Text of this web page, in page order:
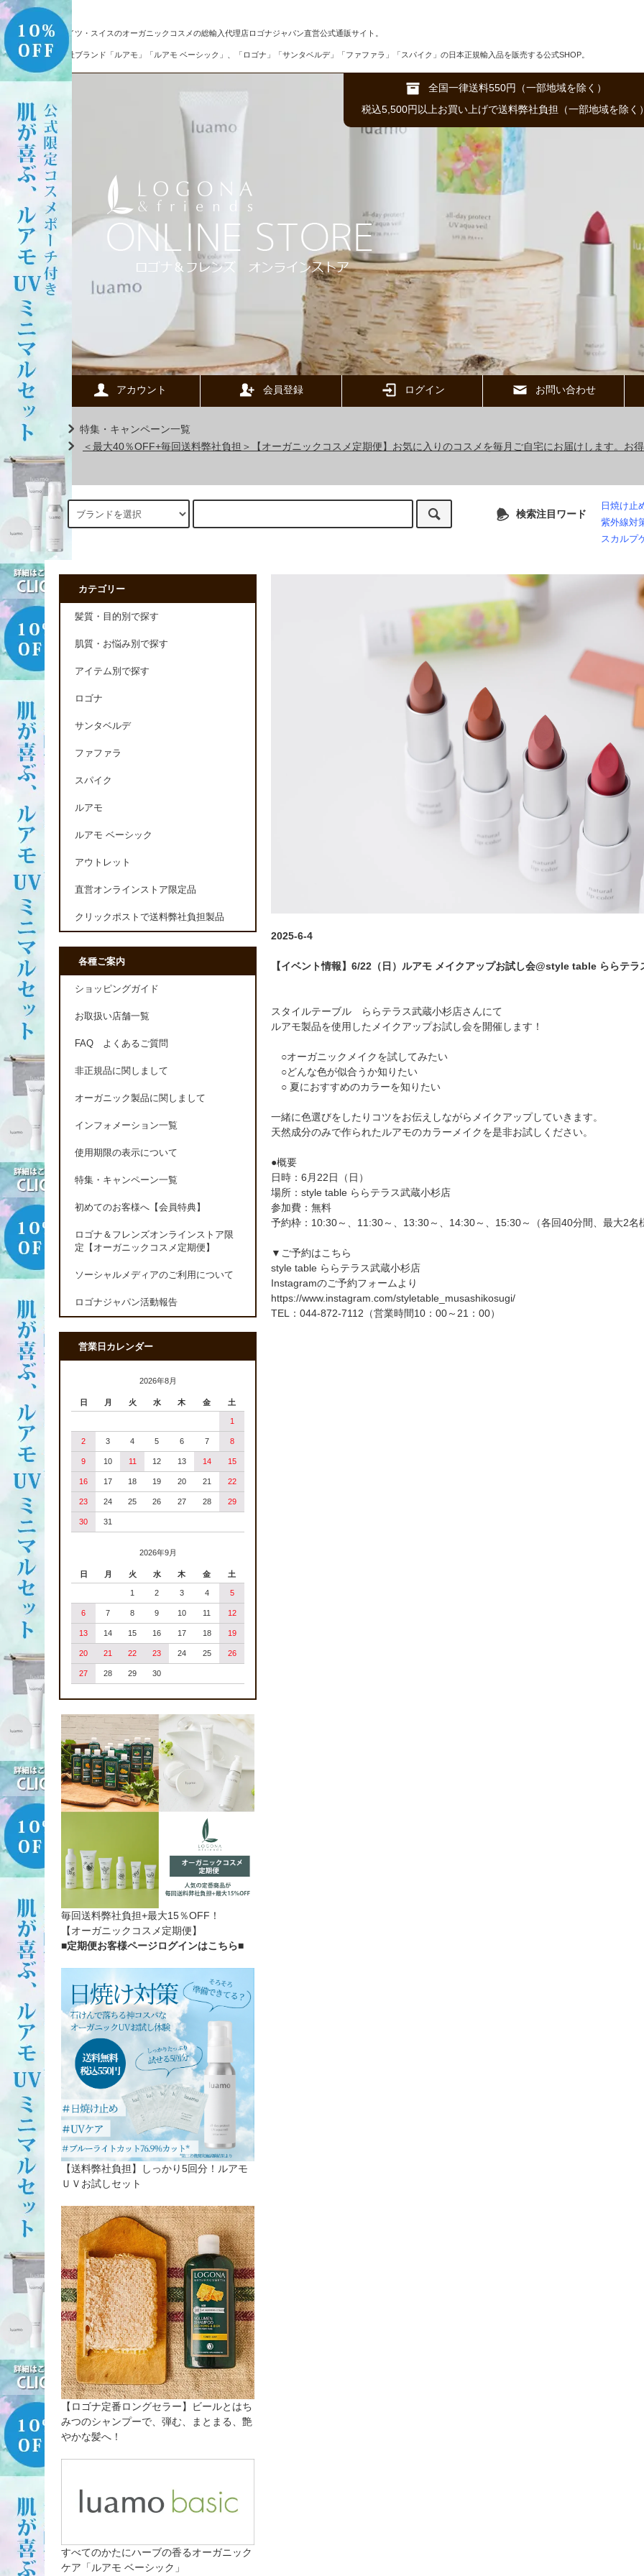
ドイツ・スイスのオーガニックコスメの総輸入代理店ロゴナジャパン直営公式通販サイト。
自社ブランド「ルアモ」「ルアモ ベーシック」、「ロゴナ」「サンタベルデ」「ファファラ」「スパイク」の日本正規輸入品を販売する公式SHOP。
全国一律送料550円（一部地域を除く）
税込5,500円以上お買い上げで送料弊社負担（一部地域を除く）
アカウント 会員登録 ログイン お問い合わせ
特集・キャンペーン一覧
＜最大40％OFF+毎回送料弊社負担＞【オーガニックコスメ定期便】お気に入りのコスメを毎月ご自宅にお届けします。お
検索注目ワード
日焼け止
紫外線対
スカルプ
2025-6-4
【イベント情報】6/22（日）ルアモ メイクアップお試し会@style table ららテラ
スタイルテーブル ららテラス武蔵小杉店さんにて
ルアモ製品を使用したメイクアップお試し会を開催します！
○オーガニックメイクを試してみたい
○どんな色が似合うか知りたい
○ 夏におすすめのカラーを知りたい
一緒に色選びをしたりコツをお伝えしながらメイクアップしていきます。
天然成分のみで作られたルアモのカラーメイクを是非お試しください。
●概要
日時：6月22日（日）
場所：style table ららテラス武蔵小杉店
参加費：無料
予約枠：10:30～、11:30～、13:30～、14:30～、15:30～（各回40分間、最大2名
▼ご予約はこちら
style table ららテラス武蔵小杉店
Instagramのご予約フォームより
https://www.instagram.com/styletable_musashikosugi/
TEL：044-872-7112（営業時間10：00～21：00）
カテゴリー
髪質・目的別で探す
肌質・お悩み別で探す
アイテム別で探す
ロゴナ
サンタベルデ
ファファラ
スパイク
ルアモ
ルアモ ベーシック
アウトレット
直営オンラインストア限定品
クリックポストで送料弊社負担製品
各種ご案内
ショッピングガイド
お取扱い店舗一覧
FAQ よくあるご質問
非正規品に関しまして
オーガニック製品に関しまして
インフォメーション一覧
使用期限の表示について
特集・キャンペーン一覧
初めてのお客様へ【会員特典】
ロゴナ＆フレンズオンラインストア限
定【オーガニックコスメ定期便】
ソーシャルメディアのご利用について
ロゴナジャパン活動報告
営業日カレンダー
2026年8月
日 月 火 水 木 金 土
1
2 3 4 5 6 7 8
9 10 11 12 13 14 15
16 17 18 19 20 21 22
23 24 25 26 27 28 29
30 31
2026年9月
日 月 火 水 木 金 土
1 2 3 4 5
6 7 8 9 10 11 12
13 14 15 16 17 18 19
20 21 22 23 24 25 26
27 28 29 30
毎回送料弊社負担+最大15％OFF！
【オーガニックコスメ定期便】
■定期便お客様ページログインはこちら■
【送料弊社負担】しっかり5回分！ルアモ
ＵＶお試しセット
【ロゴナ定番ロングセラー】ビールとはち
みつのシャンプーで、弾む、まとまる、艶
やかな髪へ！
すべてのかたにハーブの香るオーガニック
ケア「ルアモ ベーシック」